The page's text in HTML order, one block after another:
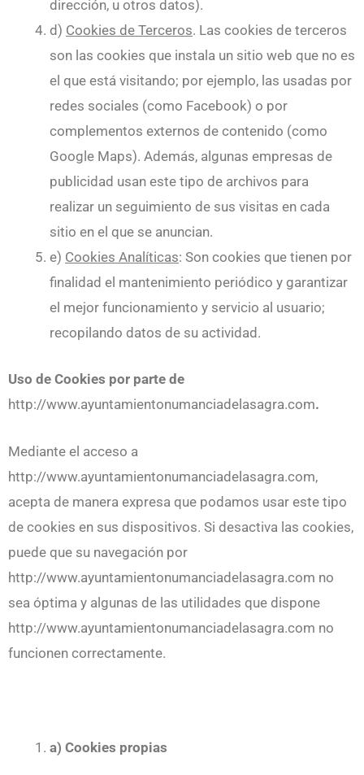
dirección, u otros datos).
d) Cookies de Terceros. Las cookies de terceros
son las cookies que instala un sitio web que no es
el que está visitando; por ejemplo, las usadas por
redes sociales (como Facebook) o por
complementos externos de contenido (como
Google Maps). Además, algunas empresas de
publicidad usan este tipo de archivos para
realizar un seguimiento de sus visitas en cada
sitio en el que se anuncian.
e) Cookies Analíticas: Son cookies que tienen por
finalidad el mantenimiento periódico y garantizar
el mejor funcionamiento y servicio al usuario;
recopilando datos de su actividad.
Uso de Cookies por parte de
http://www.ayuntamientonumanciadelasagra.com.
Mediante el acceso a
http://www.ayuntamientonumanciadelasagra.com,
acepta de manera expresa que podamos usar este tipo
de cookies en sus dispositivos. Si desactiva las cookies,
puede que su navegación por
http://www.ayuntamientonumanciadelasagra.com no
sea óptima y algunas de las utilidades que dispone
http://www.ayuntamientonumanciadelasagra.com no
funcionen correctamente.
a) Cookies propias